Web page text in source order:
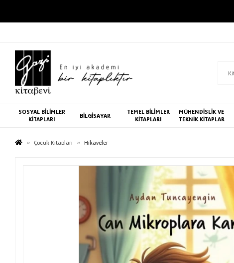
SOSYAL BİLİMLER
KİTAPLARI
BİLGİSAYAR
TEMEL BİLİMLER
KİTAPLARI
MÜHENDİSLİK VE
TEKNİK KİTAPLAR
Çocuk Kitapları Hikayeler